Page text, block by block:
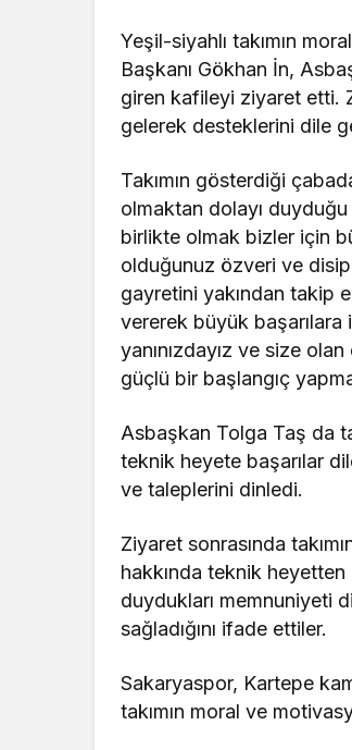
Yeşil-siyahlı takımın
Başkanı Gökhan İn,
giren kafileyi ziyaret etti.
gelerek desteklerini dile
Takımın gösterdiği
olmaktan dolayı
birlikte olmak bizler için
olduğunuz özveri ve
gayretini yakından takip
vererek büyük başarılara
yanınızdayız ve size
güçlü bir başlangıç
Asbaşkan Tolga Taş da
teknik heyete başarılar
ve taleplerini dinledi.
Ziyaret sonrasında
hakkında teknik
duydukları memnuniyeti
sağladığını ifade ettiler.
Sakaryaspor, Kartepe
takımın moral ve